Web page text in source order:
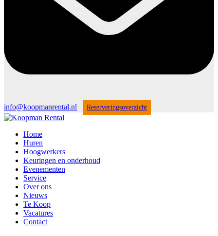
info@koopmanrental.nl Reserveringsoverzicht
Home
Huren
Hoogwerkers
Keuringen en onderhoud
Evenementen
Service
Over ons
Nieuws
Te Koop
Vacatures
Contact